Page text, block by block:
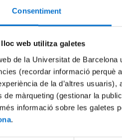
Consentiment
web utilitza galetes
de la Universitat de
(recordar informació perquè
de la d’altres
de màrqueting (gestionar la
informació sobre les galetes
.